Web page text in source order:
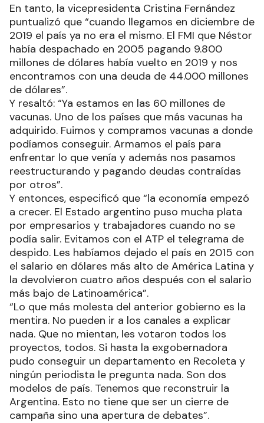
En tanto, la vicepresidenta Cristina Fernández
puntualizó que “cuando llegamos en diciembre de
2019 el país ya no era el mismo. El FMI que Néstor
había despachado en 2005 pagando 9.800
millones de dólares había vuelto en 2019 y nos
encontramos con una deuda de 44.000 millones
de dólares”.
Y resaltó: “Ya estamos en las 60 millones de
vacunas. Uno de los países que más vacunas ha
adquirido. Fuimos y compramos vacunas a donde
podíamos conseguir. Armamos el país para
enfrentar lo que venía y además nos pasamos
reestructurando y pagando deudas contraídas
por otros”.
Y entonces, especificó que “la economía empezó
a crecer. El Estado argentino puso mucha plata
por empresarios y trabajadores cuando no se
podía salir. Evitamos con el ATP el telegrama de
despido. Les habíamos dejado el país en 2015 con
el salario en dólares más alto de América Latina y
la devolvieron cuatro años después con el salario
más bajo de Latinoamérica”.
“Lo que más molesta del anterior gobierno es la
mentira. No pueden ir a los canales a explicar
nada. Que no mientan, les votaron todos los
proyectos, todos. Si hasta la exgobernadora
pudo conseguir un departamento en Recoleta y
ningún periodista le pregunta nada. Son dos
modelos de país. Tenemos que reconstruir la
Argentina. Esto no tiene que ser un cierre de
campaña sino una apertura de debates”.